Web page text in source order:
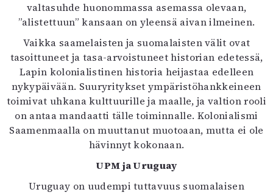
valtasuhde huonommassa asemassa olevaan,
”alistettuun” kansaan on yleensä aivan ilmeinen.
Vaikka saamelaisten ja suomalaisten välit ovat
tasoittuneet ja tasa-arvoistuneet historian edetessä,
Lapin kolonialistinen historia heijastaa edelleen
nykypäivään. Suuryritykset ympäristöhankkeineen
toimivat uhkana kulttuurille ja maalle, ja valtion rooli
on antaa mandaatti tälle toiminnalle. Kolonialismi
Saamenmaalla on muuttanut muotoaan, mutta ei ole
hävinnyt kokonaan.
UPM ja Uruguay
Uruguay on uudempi tuttavuus suomalaisen